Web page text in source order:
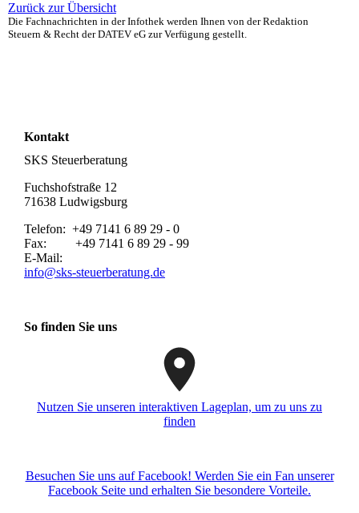
Zurück zur Übersicht
Die Fachnachrichten in der Infothek werden Ihnen von der Redaktion
Steuern & Recht der DATEV eG zur Verfügung gestellt.
Kontakt
SKS Steuerberatung
Fuchshofstraße 12
71638 Ludwigsburg
Telefon: +49 7141 6 89 29 - 0
Fax: +49 7141 6 89 29 - 99
E-Mail:
info@sks-steuerberatung.de
So finden Sie uns
Nutzen Sie unseren interaktiven La­ge­plan, um zu uns zu
finden
Besuchen Sie uns auf Facebook! Werden Sie ein Fan unserer
Facebook Seite und erhalten Sie besondere Vorteile.